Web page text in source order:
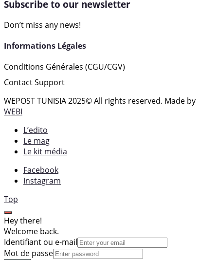
Subscribe to our newsletter
Don’t miss any news!
Informations Légales
Conditions Générales (CGU/CGV)
Contact Support
WEPOST TUNISIA 2025© All rights reserved. Made by
WEBI
L’edito
Le mag
Le kit média
Facebook
Instagram
Top
Hey there!
Welcome back.
Identifiant ou e-mail
Mot de passe